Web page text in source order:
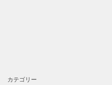
カテゴリー